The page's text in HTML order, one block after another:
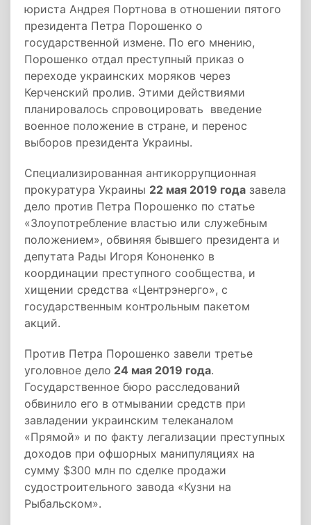
юриста Андрея Портнова в отношении пятого
президента Петра Порошенко о
государственной измене. По его мнению,
Порошенко отдал преступный приказ о
переходе украинских моряков через
Керченский пролив. Этими действиями
планировалось спровоцировать введение
военное положение в стране, и перенос
выборов президента Украины.
Специализированная антикоррупционная
прокуратура Украины 22 мая 2019 года завела
дело против Петра Порошенко по статье
«Злоупотребление властью или служебным
положением», обвиняя бывшего президента и
депутата Рады Игоря Кононенко в
координации преступного сообщества, и
хищении средства «Центрэнерго», с
государственным контрольным пакетом
акций.
Против Петра Порошенко завели третье
уголовное дело 24 мая 2019 года.
Государственное бюро расследований
обвинило его в отмывании средств при
завладении украинским телеканалом
«Прямой» и по факту легализации преступных
доходов при офшорных манипуляциях на
сумму $300 млн по сделке продажи
судостроительного завода «Кузни на
Рыбальском».